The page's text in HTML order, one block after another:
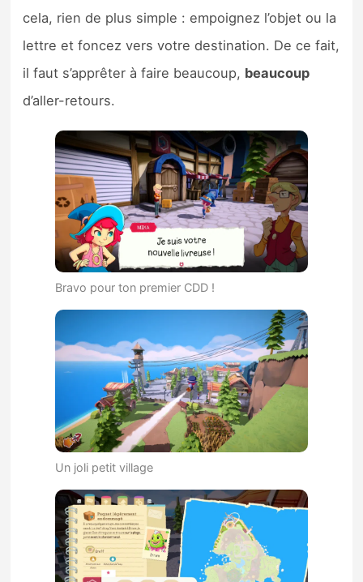
cela, rien de plus simple : empoignez l’objet ou la
lettre et foncez vers votre destination. De ce fait,
il faut s’apprêter à faire beaucoup, beaucoup
d’aller-retours.
Bravo pour ton premier CDD !
Un joli petit village